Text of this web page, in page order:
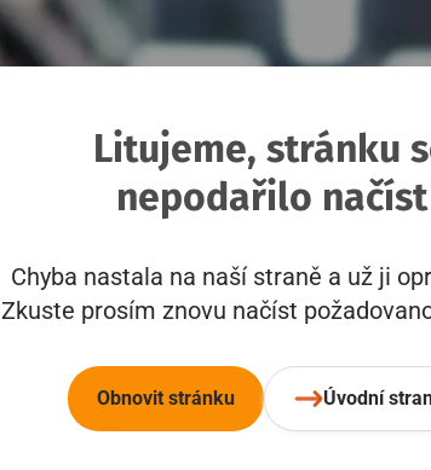
Litujeme, stránku
nepodařilo načíst
Chyba nastala na naší straně a už ji
Zkuste prosím znovu načíst
Obnovit stránku Úvodní